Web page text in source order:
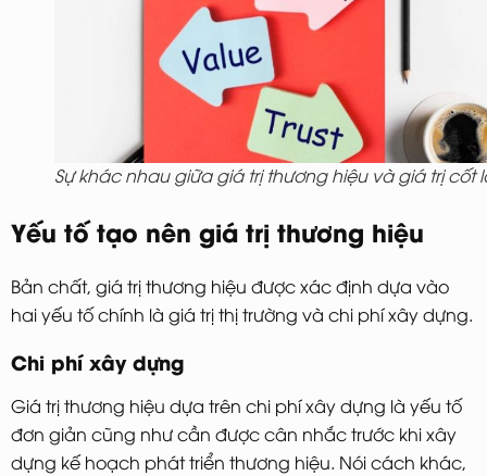
Sự khác nhau giữa giá trị thương hiệu và giá trị cốt
Yếu tố tạo nên giá trị thương hiệu
Bản chất, giá trị thương hiệu được xác định dựa vào
hai yếu tố chính là giá trị thị trường và chi phí xây dựng.
Chi phí xây dựng
Giá trị thương hiệu dựa trên chi phí xây dựng là yếu tố
đơn giản cũng như cần được cân nhắc trước khi xây
dựng kế hoạch phát triển thương hiệu. Nói cách khác,